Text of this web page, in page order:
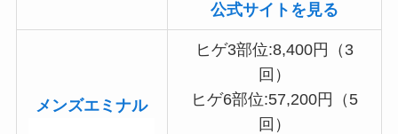
公式サイトを見る
メンズエミナル
ヒゲ3部位:8,400円（3
回）
ヒゲ6部位:57,200円（5
回）